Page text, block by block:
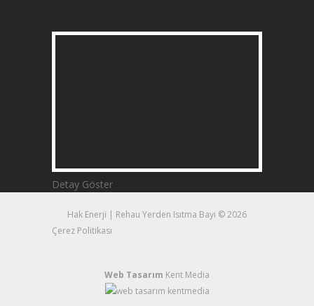
Detay Göster
Hak Enerji | Rehau Yerden Isıtma Bayi © 2026
Çerez Politikası
Web Tasarım Kent Media